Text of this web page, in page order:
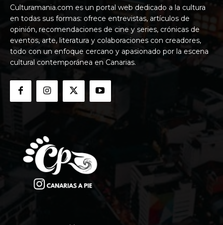
Culturamania.com es un portal web dedicado a la cultura
en todas sus formas: ofrece entrevistas, artículos de
opinión, recomendaciones de cine y series, crónicas de
eventos, arte, literatura y colaboraciones con creadores,
todo con un enfoque cercano y apasionado por la escena
cultural contemporánea en Canarias.